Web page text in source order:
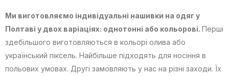
Ми виготовляємо індивідуальні нашивки на одяг у
Полтаві у двох варіаціях: однотонні або кольорові. Перші
здебільшого виготовляються в кольорі олива або
український піксель. Найбільше підходять для носіння в
польових умовах. Другі замовляють у нас на різні заходи. Їх